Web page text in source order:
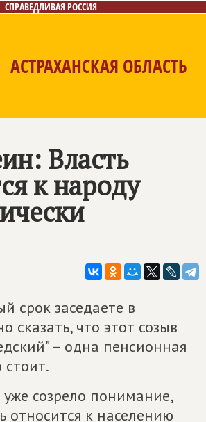
СПРАВЕДЛИВАЯ РОССИЯ
АСТРАХАНСКАЯ ОБЛАСТЬ
Контакты
Власть
к народу
срок заседаете в
сказать, что этот созыв
– одна пенсионная
созрело понимание,
относится к населению